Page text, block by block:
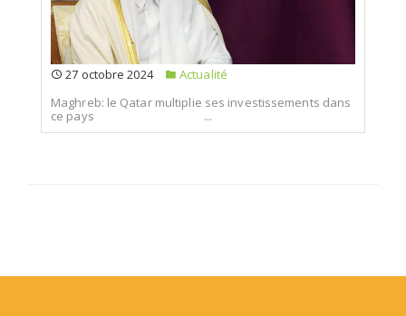
27 octobre 2024
Actualité
Maghreb: le Qatar multiplie ses investissements dans
ce pays ...